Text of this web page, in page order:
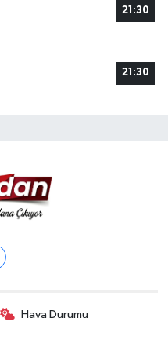
21:30
21:30
Hava Durumu